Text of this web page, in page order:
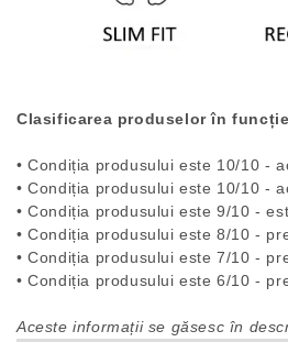
Clasificarea produselor în
• Condiția produsului este 10/10 -
• Condiția produsului este 10/10 -
• Condiția produsului este 9/10 -
• Condiția produsului este 8/10 -
• Condiția produsului este 7/10 -
• Condiția produsului este 6/10 -
Aceste informații se găsesc în